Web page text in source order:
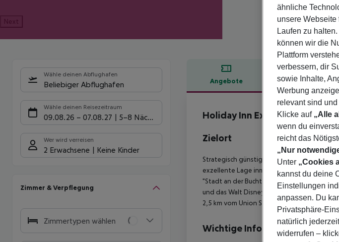
Next
Wähle deinen Abflughafen
Beliebiger Abflughafen
Wähle deinen Reisezeitraum
09.08.26 – 07.08.27 5-8 Nächte
Wer wird verreisen
2 Erwachsene Keine Kinder
Zimmer & Verpflegung
Zimmertypen wählen
Angebote
Hotelbeschreibung
Holiday Inn Express & Suites
Zielort
Strategisch günstig im Herzen des Wharf-
exzellente Lage inmitten der belebten
"Stadt an der Bucht" auf einem der
und das Walt Disney Family Museum. Das
2,5 km vom Union Square und 6 km von
Wichtige Informationen
ähnliche
unsere Webseite
Laufen zu
können wir die
Plattform
verbessern, dir
sowie Inhalte,
Werbung
relevant sind
Klicke auf „Alle
wenn du
reicht das
„Nur
Unter „Cookies
kannst du deine
Einstellungen
anpassen. Du
Privatsphäre-
natürlich
widerrufen –